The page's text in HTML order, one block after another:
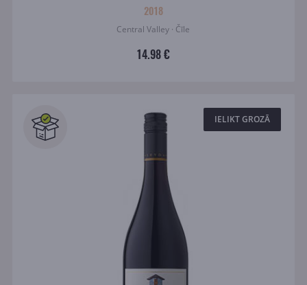
2018
Central Valley · Čīle
14.98 €
IELIKT GROZĀ